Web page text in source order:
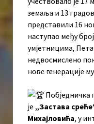
земаља и 13
представили 16
наступао међу
умјетницима,
недвосмислено
нове генерације
Побједничка
је „Застава
Михајловића, у